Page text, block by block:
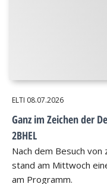
ELTI 08.07.2026
Ganz im Zeichen der
2BHEL
Nach dem Besuch
stand am Mittwoch
am Programm.